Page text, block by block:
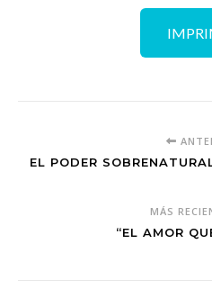
EL PODER
MÁS
“EL AMOR